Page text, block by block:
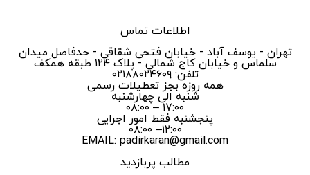
اطلاعات تماس
تهران - یوسف آباد - خیابان فتحی شقاقی - حدفاصل میدان
سلماس و خیابان کاج شمالی - پلاک ۱۲۴ طبقه همکف
تلفن: ۰۲۱۸۸۰۲۴۶۰۹
همه روزه بجز تعطیلات رسمی
شنبه الی چهارشنبه
۱۷:۰۰ – ۰۸:۰۰
پنجشنبه فقط امور اجرایی
۱۲:۰۰– ۰۸:۰۰
EMAIL: padirkaran@gmail.com
مطالب پربازدید